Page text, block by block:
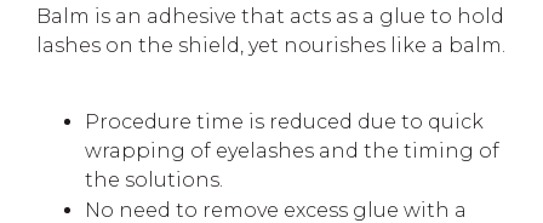
Balm is an adhesive that acts as a glue to hold
lashes on the shield, yet nourishes like a balm.
Procedure time is reduced due to quick
wrapping of eyelashes and the timing of
the solutions.
No need to remove excess glue with a